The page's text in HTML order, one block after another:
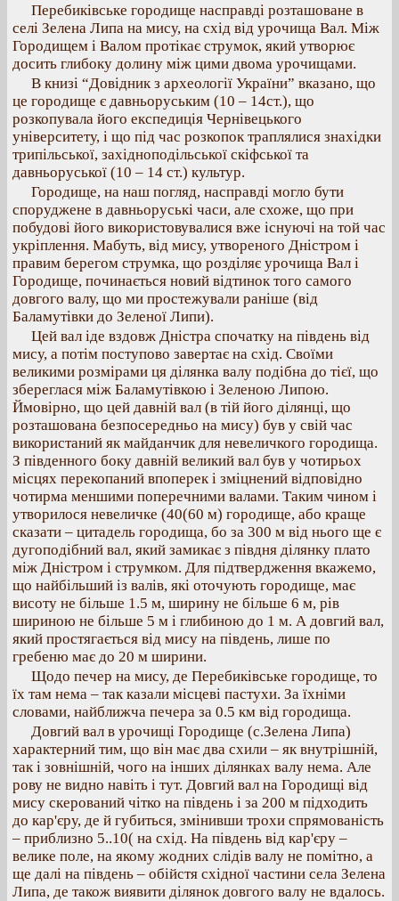
Перебиківське городище насправді розташоване в
селі Зелена Липа на мису, на схід від урочища Вал. Між
Городищем і Валом протікає струмок, який утворює
досить глибоку долину між цими двома урочищами.
В книзі “Довідник з археології України” вказано, що
це городище є давньоруським (10 – 14ст.), що
розкопувала його експедиція Чернівецького
університету, і що під час розкопок траплялися знахідки
трипільської, західноподільської скіфської та
давньоруської (10 – 14 ст.) культур.
Городище, на наш погляд, насправді могло бути
споруджене в давньоруські часи, але схоже, що при
побудові його використовувалися вже існуючі на той час
укріплення. Мабуть, від мису, утвореного Дністром і
правим берегом струмка, що розділяє урочища Вал і
Городище, починається новий відтинок того самого
довгого валу, що ми простежували раніше (від
Баламутівки до Зеленої Липи).
Цей вал іде вздовж Дністра спочатку на південь від
мису, а потім поступово завертає на схід. Своїми
великими розмірами ця ділянка валу подібна до тієї, що
збереглася між Баламутівкою і Зеленою Липою.
Ймовірно, що цей давній вал (в тій його ділянці, що
розташована безпосередньо на мису) був у свій час
використаний як майданчик для невеличкого городища.
З південного боку давній великий вал був у чотирьох
місцях перекопаний впоперек і зміцнений відповідно
чотирма меншими поперечними валами. Таким чином і
утворилося невеличке (40(60 м) городище, або краще
сказати – цитадель городища, бо за 300 м від нього ще є
дугоподібний вал, який замикає з півдня ділянку плато
між Дністром і струмком. Для підтвердження вкажемо,
що найбільший із валів, які оточують городище, має
висоту не більше 1.5 м, ширину не більше 6 м, рів
шириною не більше 5 м і глибиною до 1 м. А довгий вал,
який простягається від мису на південь, лише по
гребеню має до 20 м ширини.
Щодо печер на мису, де Перебиківське городище, то
їх там нема – так казали місцеві пастухи. За їхніми
словами, найближча печера за 0.5 км від городища.
Довгий вал в урочищі Городище (с.Зелена Липа)
характерний тим, що він має два схили – як внутрішній,
так і зовнішній, чого на інших ділянках валу нема. Але
рову не видно навіть і тут. Довгий вал на Городищі від
мису скерований чітко на південь і за 200 м підходить
до кар'єру, де й губиться, змінивши трохи спрямованість
– приблизно 5..10( на схід. На південь від кар'єру –
велике поле, на якому жодних слідів валу не помітно, а
ще далі на південь – обійстя східної частини села Зелена
Липа, де також виявити ділянок довгого валу не вдалось.